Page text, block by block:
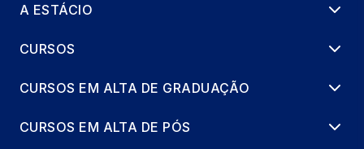
A ESTÁCIO
CURSOS
CURSOS EM ALTA DE GRADUAÇÃO
CURSOS EM ALTA DE PÓS